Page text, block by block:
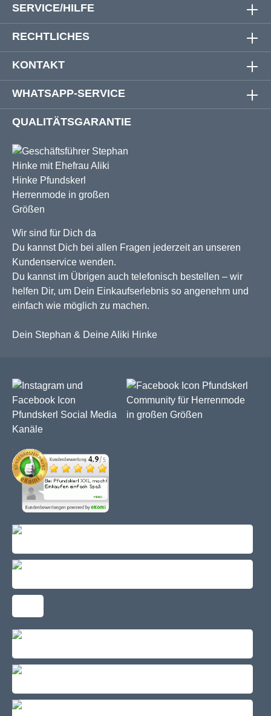
SERVICE/HILFE
RECHTLICHES
KONTAKT
WHATSAPP-SERVICE
QUALITÄTSGARANTIE
Wir sind für Dich da
Du kannst Dich bei allen Fragen jederzeit an unseren
Kundenservice wenden.
Du kannst im Übrigen auch telefonisch bestellen – wir
helfen Dir, um Dein Einkaufserlebnis so angenehm und
einfach wie möglich zu machen.
Dein Stephan & Deine Aliki Hinke